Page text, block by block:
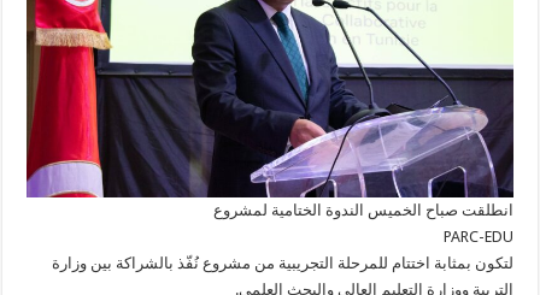
انطلقت صباح الخميس الندوة الختامية لمشروع
PARC-EDU
لتكون بمثابة اختتام للمرحلة التجريبية من مشروع نُفّذ بالشراكة بين وزارة
التربية ووزارة التعليم العالي والبحث العلمي.